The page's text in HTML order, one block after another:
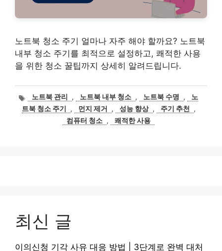
노트북 청소 주기 얼마나 자주 해야 할까요? 노트북
내부 청소 주기를 최적으로 설정하고, 쾌적한 사용
을 위한 청소 꿀팁까지 상세히 알려드립니다.
태
그
노트북 관리 , 노트북 내부 청소 , 노트북 수명 ,
노
트북 청소 주기
, 먼지 제거 , 성능 향상 , 주기 추천
,
컴퓨터 청소 , 쾌적한 사용
최신 글
이의신청 기각 사유 대응 방법 | 3단계로 완벽 대처